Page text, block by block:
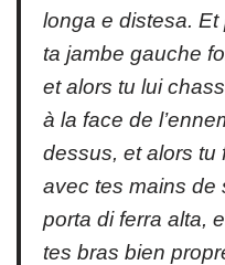
longa e distesa. Et
ta jambe gauche
et alors tu lui
à la face de
dessus, et alors tu
avec tes mains de
porta di ferra alta,
tes bras bien